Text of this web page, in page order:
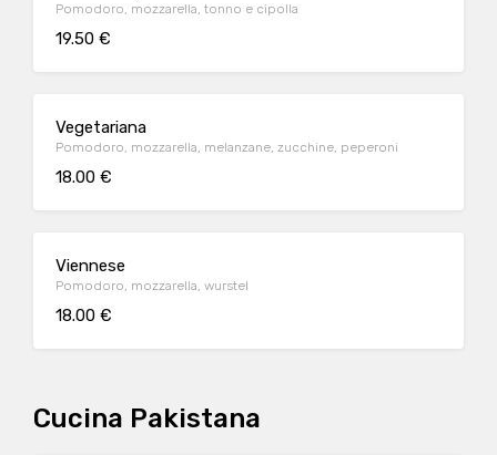
Pomodoro, mozzarella, tonno e cipolla
19.50 €
Vegetariana
Pomodoro, mozzarella, melanzane, zucchine, peperoni
18.00 €
Viennese
Pomodoro, mozzarella, wurstel
18.00 €
Cucina Pakistana